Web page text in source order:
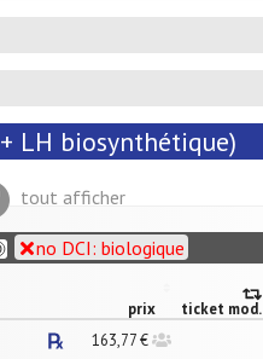
LH biosynthétique)
tout afficher
no DCI: biologique
prix ticket mod.
163,77 €